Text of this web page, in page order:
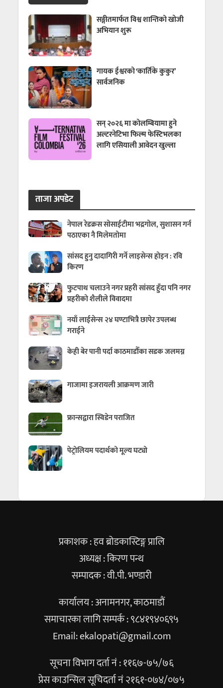
सङ्गीतमार्फत विश्व शान्तिको खाेजी
अभियान शुरू
गायक ईश्वरको ‘कार्तिके कुकुर’
सार्वजनिक
सन् २०२६ मा कोलम्बियामा हुने
अल्टरनेटिभा फिल्म फेस्टिभलका
लागि एसियाली आवेदन खुल्ला
ताजा अपडेट
नेपाल रेडक्रस सोसाईटीमा भद्रगोल, सुशासन गर्न
पठाएका नै मिलेमतोमा
सांसद हुनु दादागिरी गर्ने लाइसेन्स होइन : रवि
किरण
फुटपाथ चलाउने नगर प्रहरी सांसद हुँदा पनि नगर
प्रहरीको शैलीले विवादमा
नयाँ लाईसेन्स २४ घण्टाभित्रै छापेर उपलब्ध
गराईने
केही बेर पानी पर्दा काठमाडौँका सडक जलमग्न
गाजामा इजरायली आक्रमण जारी
फ्रान्सद्वारा स्विडेन पराजित
पेट्रोलियम पदार्थको मूल्य घट्यो
प्रकाशक : हव ब्रोडकास्टिङ्ग प्रालि
अध्यक्ष : किरण पन्थ
सम्पादक : वी.पी. भण्डारी
कार्यालय : अनामनगर, काठमाडौं
समाचारका लागि सम्पर्क : ९८४१९४०६९५
Email:ekalopati@gmail.com
सूचना विभाग दर्ता नं : ११६७-७५/७६
प्रेस काउन्सिल सूचिदर्ता नं २१६१-०७४/०७५